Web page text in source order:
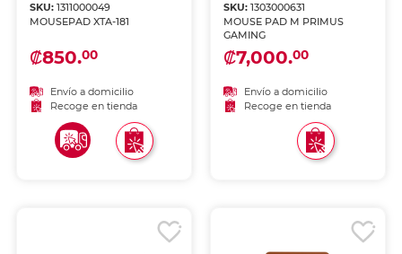
SKU:1311000049
MOUSEPAD XTA-181
₡850.00
Envío a domicilio
Recoge en tienda
SKU: 1303000631
MOUSE PAD M PRIMUS
GAMING
₡7,000.00
Envío a domicilio
Recoge en tienda